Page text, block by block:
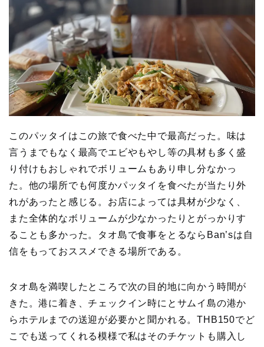
このパッタイはこの旅で食べた中で最高だった。味は
言うまでもなく最高でエビやもやし等の具材も多く盛
り付けもおしゃれでボリュームもあり申し分なかっ
た。他の場所でも何度かパッタイを食べたが当たり外
れがあったと感じる。お店によっては具材が少なく、
また全体的なボリュームが少なかったりとがっかりす
ることも多かった。タオ島で食事をとるならBan’sは自
信をもっておススメできる場所である。
タオ島を満喫したところで次の目的地に向かう時間が
きた。港に着き、チェックイン時にとサムイ島の港か
らホテルまでの送迎が必要かと聞かれる。THB150でど
こでも送ってくれる模様で私はそのチケットも購入し